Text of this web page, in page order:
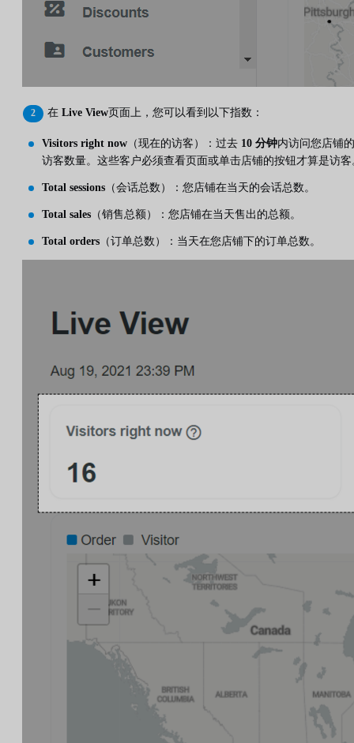
在 Live View页面上，您可以看到以下指数：
Visitors right now （现在的访客）：过去 10 分钟内访问您店铺的
访客数量。这些客户必须查看页面或单击店铺的按钮才算是访客
Total sessions （会话总数）：您店铺在当天的会话总数。
Total sales （销售总额）：您店铺在当天售出的总额。
Total orders （订单总数）：当天在您店铺下的订单总数。